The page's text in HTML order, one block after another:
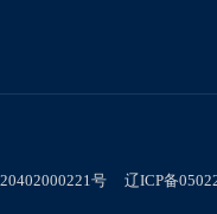
号 辽ICP备